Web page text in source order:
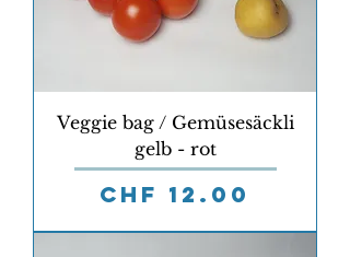
Veggie bag / Gemüsesäckli
gelb - rot
Preis
CHF 12.00